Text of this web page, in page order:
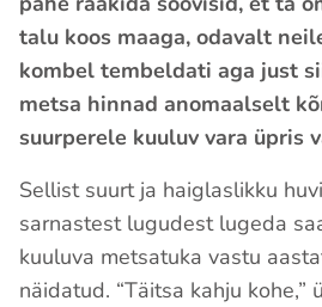
talu koos maaga, odavalt
kombel tembeldati aga just
metsa hinnad anomaalselt
suurperele kuuluv vara üpris
Sellist suurt ja haiglaslikku
sarnastest lugudest lugeda
kuuluva metsatuka vastu
näidatud. “Täitsa kahju kohe,”